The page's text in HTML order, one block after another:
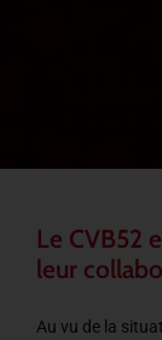
Le CVB52
leur
Au vu de la